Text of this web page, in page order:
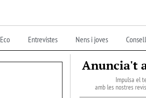
Eco Entrevistes Nens i joves
Anuncia't
Impulsa el
amb les nostres